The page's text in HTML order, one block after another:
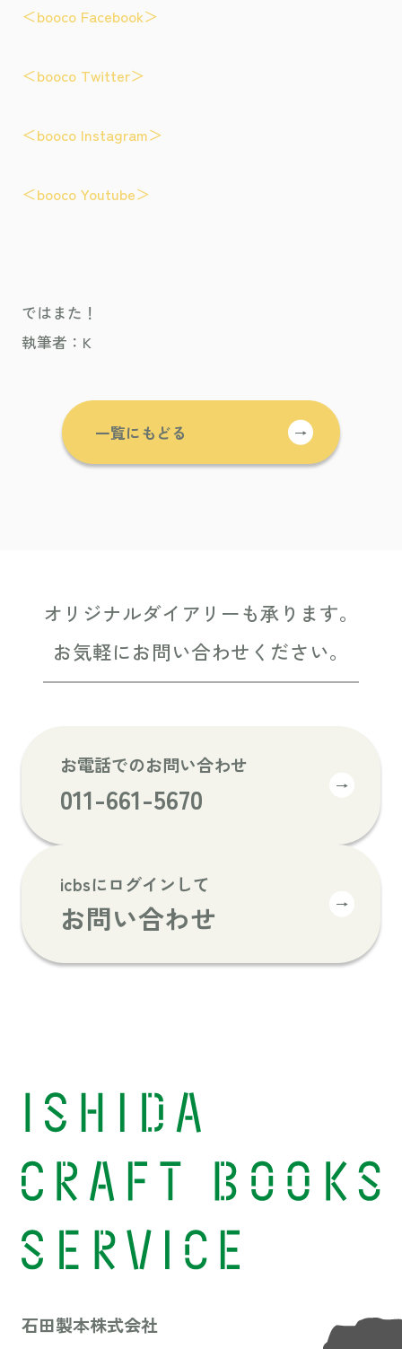
＜booco Facebook＞
＜booco Twitter＞
＜booco Instagram＞
＜booco Youtube＞
ではまた！
執筆者：K
一覧にもどる →
オリジナルダイアリーも承ります。
お気軽にお問い合わせください。
お電話でのお問い合わせ
011-661-5670 →
icbsにログインして
お問い合わせ →
石田製本株式会社